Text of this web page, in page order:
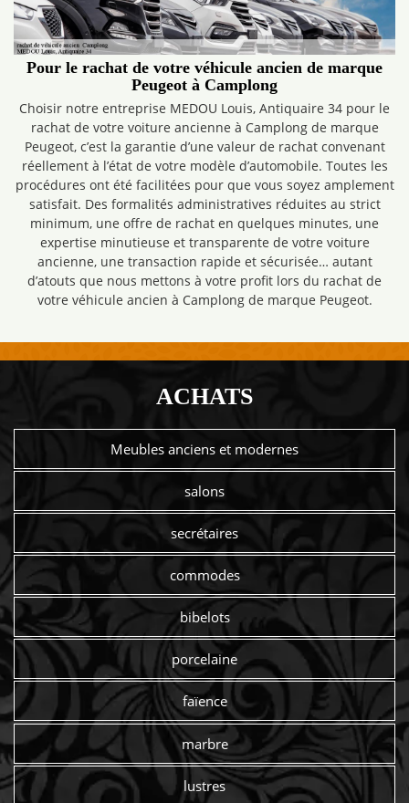
Pour le rachat de votre véhicule ancien de marque
Peugeot à Camplong
Choisir notre entreprise MEDOU Louis, Antiquaire 34 pour le
rachat de votre voiture ancienne à Camplong de marque
Peugeot, c’est la garantie d’une valeur de rachat convenant
réellement à l’état de votre modèle d’automobile. Toutes les
procédures ont été facilitées pour que vous soyez amplement
satisfait. Des formalités administratives réduites au strict
minimum, une offre de rachat en quelques minutes, une
expertise minutieuse et transparente de votre voiture
ancienne, une transaction rapide et sécurisée… autant
d’atouts que nous mettons à votre profit lors du rachat de
votre véhicule ancien à Camplong de marque Peugeot.
ACHATS
Meubles anciens et modernes
salons
secrétaires
commodes
bibelots
porcelaine
faïence
marbre
lustres